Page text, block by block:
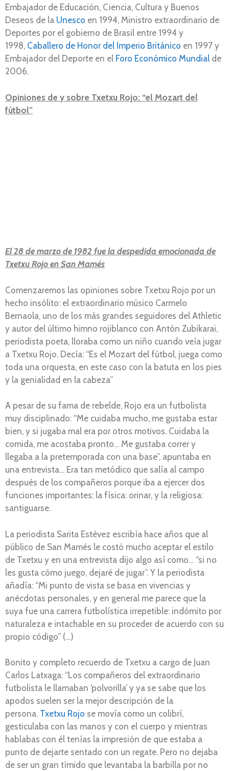
Embajador de Educación, Ciencia, Cultura y Buenos
Deseos de la Unesco en 1994, Ministro extraordinario de
Deportes por el gobierno de Brasil entre 1994 y
1998, Caballero de Honor del Imperio Británico en 1997 y
Embajador del Deporte en el Foro Económico Mundial de
2006. ​ ​
Opiniones de y sobre Txetxu Rojo: “el Mozart del
fútbol”
El 28 de marzo de 1982 fue la despedida emocionada de
Txetxu Rojo en San Mamés
Comenzaremos las opiniones sobre Txetxu Rojo por un
hecho insólito: el extraordinario músico Carmelo
Bernaola, uno de los más grandes seguidores del Athletic
y autor del último himno rojiblanco con Antón Zubikarai,
periodista poeta, lloraba como un niño cuando veía jugar
a Txetxu Rojo. Decía: “Es el Mozart del fútbol, juega como
toda una orquesta, en este caso con la batuta en los pies
y la genialidad en la cabeza”
A pesar de su fama de rebelde, Rojo era un futbolista
muy disciplinado: “Me cuidaba mucho, me gustaba estar
bien, y si jugaba mal era por otros motivos. Cuidaba la
comida, me acostaba pronto… Me gustaba correr y
llegaba a la pretemporada con una base”, apuntaba en
una entrevista… Era tan metódico que salía al campo
después de los compañeros porque iba a ejercer dos
funciones importantes: la física: orinar, y la religiosa:
santiguarse.
La periodista Sarita Estévez escribía hace años que al
público de San Mamés le costó mucho aceptar el estilo
de Txetxu y en una entrevista dijo algo así como… “si no
les gusta cómo juego, dejaré de jugar”. Y la periodista
añadía: “Mi punto de vista se basa en vivencias y
anécdotas personales, y en general me parece que la
suya fue una carrera futbolística irrepetible: indómito por
naturaleza e intachable en su proceder de acuerdo con su
propio código” (…)
Bonito y completo recuerdo de Txetxu a cargo de Juan
Carlos Latxaga: “Los compañeros del extraordinario
futbolista le llamaban ‘polvorilla’ y ya se sabe que los
apodos suelen ser la mejor descripción de la
persona. Txetxu Rojo se movía como un colibrí,
gesticulaba con las manos y con el cuerpo y mientras
hablabas con él tenías la impresión de que estaba a
punto de dejarte sentado con un regate. Pero no dejaba
de ser un gran tímido que levantaba la barbilla por no